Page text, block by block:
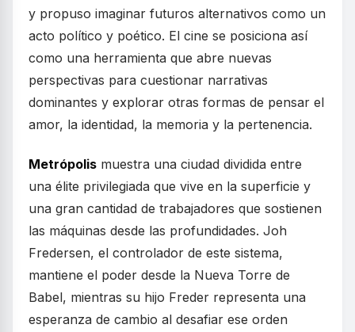
y propuso imaginar futuros alternativos como un
acto político y poético. El cine se posiciona así
como una herramienta que abre nuevas
perspectivas para cuestionar narrativas
dominantes y explorar otras formas de pensar el
amor, la identidad, la memoria y la pertenencia.
Metrópolis muestra una ciudad dividida entre
una élite privilegiada que vive en la superficie y
una gran cantidad de trabajadores que sostienen
las máquinas desde las profundidades. Joh
Fredersen, el controlador de este sistema,
mantiene el poder desde la Nueva Torre de
Babel, mientras su hijo Freder representa una
esperanza de cambio al desafiar ese orden